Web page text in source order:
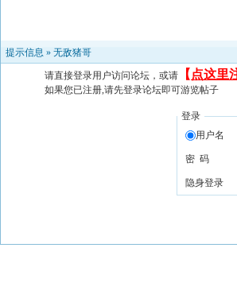
提示信息 » 无敌猪哥
请直接登录用户访问论坛，或请 【 点这里
如果您已注册,请先登录论坛即可游览帖子
登录
用户名
密 码
隐身登录